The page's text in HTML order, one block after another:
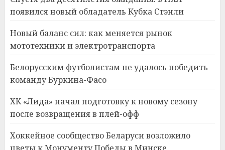
появился новый обладатель Кубка Стэнли
Новый баланс сил: как меняется рынок
мототехники и электротранспорта
Белорусским футболистам не удалось победить
команду Буркина-Фасо
ХК «Лида» начал подготовку к новому сезону
после возвращения в плей-офф
Хоккейное сообщество Беларуси возложило